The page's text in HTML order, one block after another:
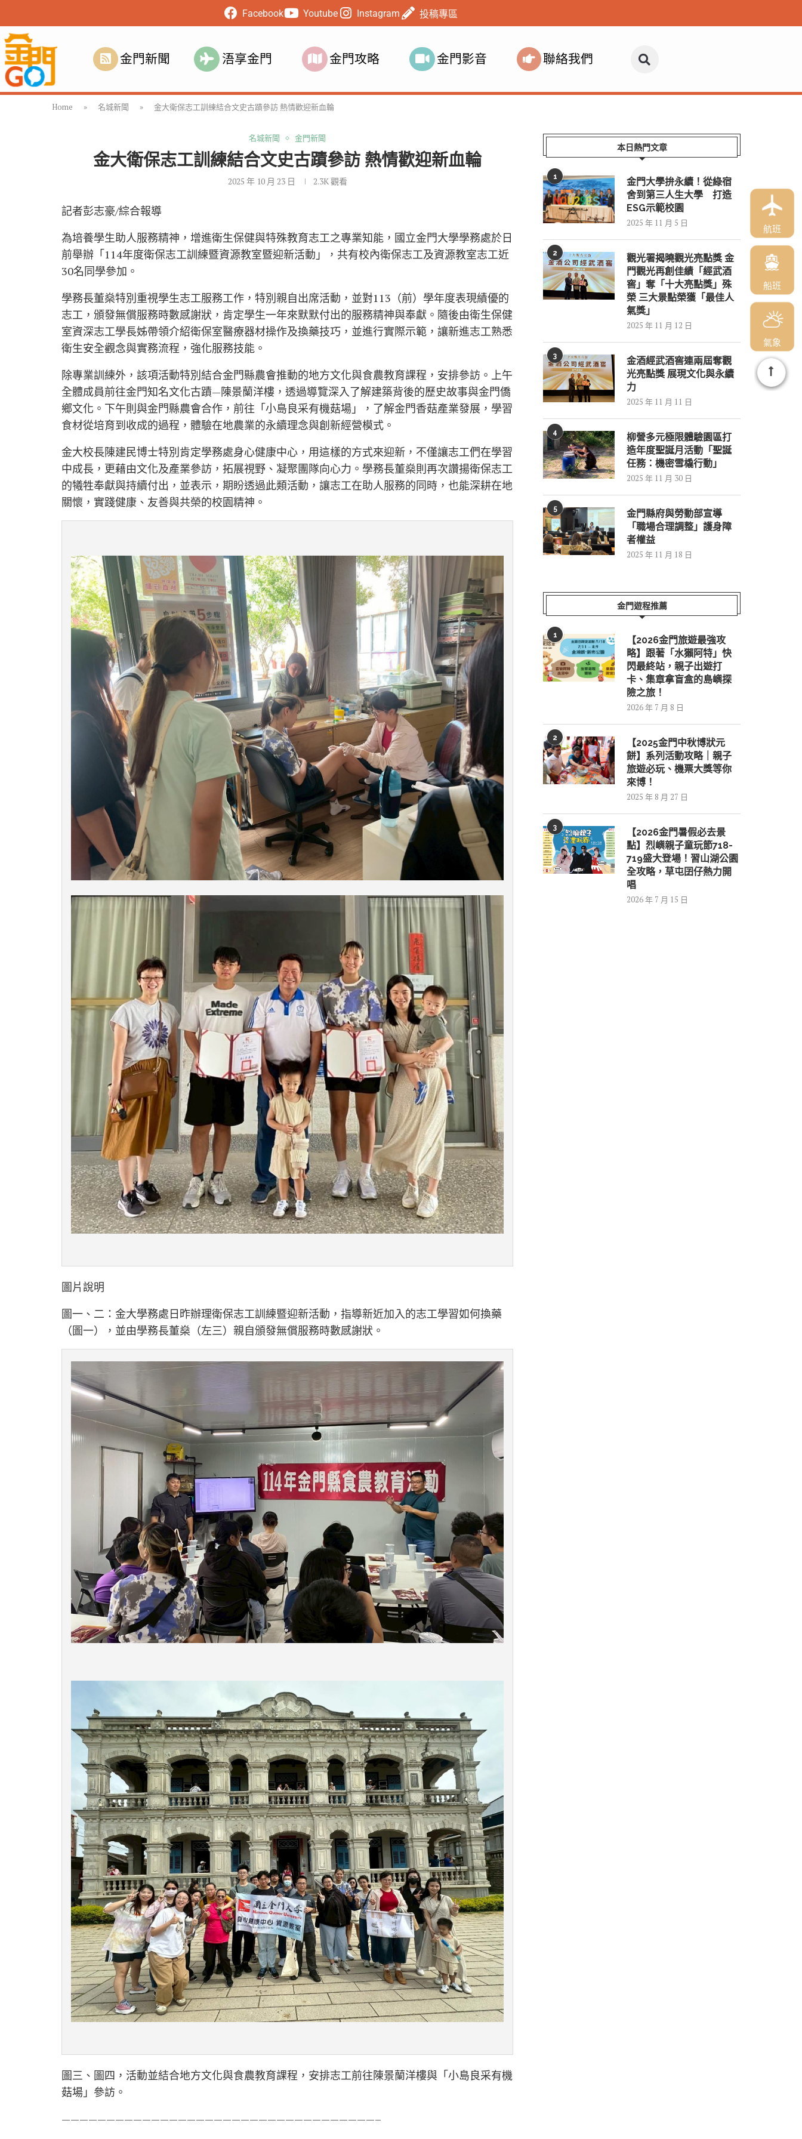
Facebook Youtube Instagram 投稿專區
金門新聞 浯享金門 金門攻略 金門影音 聯絡我們
Home » 名城新聞 » 金大衛保志工訓練結合文史古蹟參訪 熱情歡迎新血輪
名城新聞 金門新聞
金大衛保志工訓練結合文史古蹟參訪 熱情歡迎新血輪
2025 年 10 月 23 日 2.3K觀看
記者彭志豪/綜合報導
為培養學生助人服務精神，增進衛生保健與特殊教育志工之專業知能，國立金門大學學務處於日
前舉辦「114年度衛保志工訓練暨資源教室暨迎新活動」，共有校內衛保志工及資源教室志工近
30名同學參加。
學務長董燊特別重視學生志工服務工作，特別親自出席活動，並對113（前）學年度表現績優的
志工，頒發無償服務時數感謝狀，肯定學生一年來默默付出的服務精神與奉獻。隨後由衛生保健
室資深志工學長姊帶領介紹衛保室醫療器材操作及換藥技巧，並進行實際示範，讓新進志工熟悉
衛生安全觀念與實務流程，強化服務技能。
除專業訓練外，該項活動特別結合金門縣農會推動的地方文化與食農教育課程，安排參訪。上午
全體成員前往金門知名文化古蹟—陳景蘭洋樓，透過導覽深入了解建築背後的歷史故事與金門僑
鄉文化。下午則與金門縣農會合作，前往「小島良采有機菇場」，了解金門香菇產業發展，學習
食材從培育到收成的過程，體驗在地農業的永續理念與創新經營模式。
金大校長陳建民博士特別肯定學務處身心健康中心，用這樣的方式來迎新，不僅讓志工們在學習
中成長，更藉由文化及產業參訪，拓展視野、凝聚團隊向心力。學務長董燊則再次讚揚衛保志工
的犧牲奉獻與持續付出，並表示，期盼透過此類活動，讓志工在助人服務的同時，也能深耕在地
關懷，實踐健康、友善與共榮的校園精神。
圖片說明
圖一、二：金大學務處日昨辦理衛保志工訓練暨迎新活動，指導新近加入的志工學習如何換藥
（圖一），並由學務長董燊（左三）親自頒發無償服務時數感謝狀。
圖三、圖四，活動並結合地方文化與食農教育課程，安排志工前往陳景蘭洋樓與「小島良采有機
菇場」參訪。
———————————————————————————————————–
本日熱門文章
1
金門大學拚永續！從綠宿
舍到第三人生大學 打造
ESG示範校園
2025 年 11 月 5 日
2
觀光署揭曉觀光亮點獎 金
門觀光再創佳績「經武酒
窖」奪「十大亮點獎」殊
榮 三大景點榮獲「最佳人
氣獎」
2025 年 11 月 12 日
3
金酒經武酒窖連兩屆奪觀
光亮點獎 展現文化與永續
力
2025 年 11 月 11 日
4
柳營多元極限體驗園區打
造年度聖誕月活動「聖誕
任務：機密雪橇行動」
2025 年 11 月 30 日
5
金門縣府與勞動部宣導
「職場合理調整」護身障
者權益
2025 年 11 月 18 日
金門遊程推薦
1
【2026金門旅遊最強攻
略】跟著「水獺阿特」快
閃最終站，親子出遊打
卡、集章拿盲盒的島嶼探
險之旅！
2026 年 7 月 8 日
2
【2025金門中秋博狀元
餅】系列活動攻略｜親子
旅遊必玩、機票大獎等你
來博！
2025 年 8 月 27 日
3
【2026金門暑假必去景
點】烈嶼親子童玩節718-
719盛大登場！習山湖公園
全攻略，草屯囝仔熱力開
唱
2026 年 7 月 15 日
航班
船班
氣象